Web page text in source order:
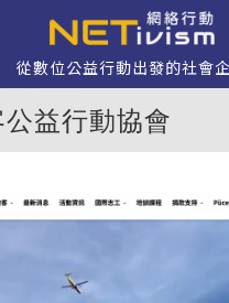
從數位公益行動出發的社會
益行動協會